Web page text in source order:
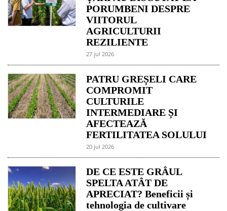
PORUMBENI DESPRE
VIITORUL
AGRICULTURII
REZILIENTE
27 jul 2026
PATRU GREȘELI CARE
COMPROMIT
CULTURILE
INTERMEDIARE ȘI
AFECTEAZĂ
FERTILITATEA SOLULUI
20 jul 2026
DE CE ESTE GRÂUL
SPELTA ATÂT DE
APRECIAT? Beneficii și
tehnologia de cultivare